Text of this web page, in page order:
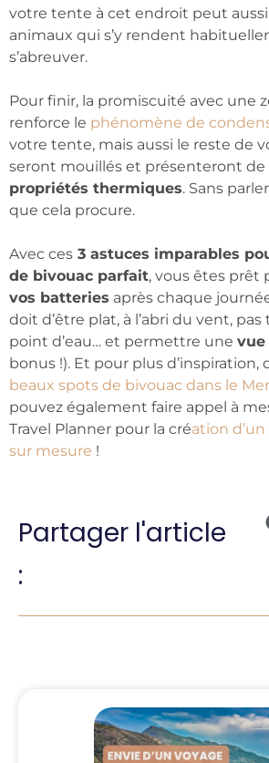
votre tente à cet endroit peut aussi
animaux qui s’y rendent
s’abreuver.
Pour finir, la promiscuité avec une
renforce le phénomène de
votre tente, mais aussi le reste de
seront mouillés et présenteront de
propriétés thermiques. Sans
que cela procure.
Avec ces 3 astuces imparables
de bivouac parfait, vous êtes prêt
vos batteries après chaque
doit d’être plat, à l’abri du vent,
point d’eau… et permettre une
bonus !). Et pour plus d’inspiration,
beaux spots de bivouac dans le
pouvez également faire appel à
Travel Planner pour la création
sur mesure !
Partager l'article
: